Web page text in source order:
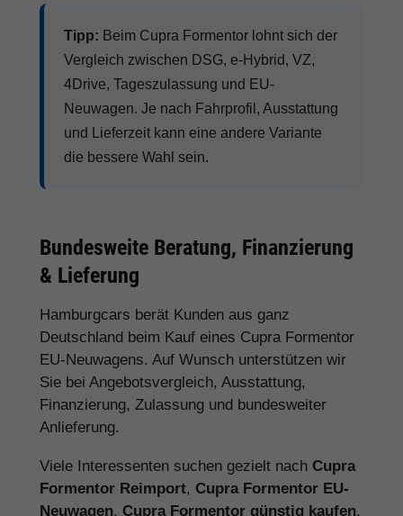
Tipp: Beim Cupra Formentor lohnt sich der
Vergleich zwischen DSG, e-Hybrid, VZ,
4Drive, Tageszulassung und EU-
Neuwagen. Je nach Fahrprofil, Ausstattung
und Lieferzeit kann eine andere Variante
die bessere Wahl sein.
Bundesweite Beratung, Finanzierung
& Lieferung
Hamburgcars berät Kunden aus ganz
Deutschland beim Kauf eines Cupra Formentor
EU-Neuwagens. Auf Wunsch unterstützen wir
Sie bei Angebotsvergleich, Ausstattung,
Finanzierung, Zulassung und bundesweiter
Anlieferung.
Viele Interessenten suchen gezielt nach Cupra
Formentor Reimport, Cupra Formentor EU-
Neuwagen, Cupra Formentor günstig kaufen,